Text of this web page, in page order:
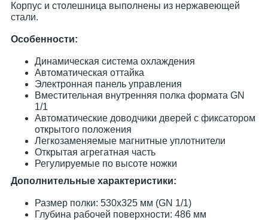
Корпус и столешница выполнены из нержавеющей
стали.
Особенности:
Динамическая система охлаждения
Автоматическая оттайка
Электронная панель управления
Вместительная внутренняя полка формата GN
1/1
Автоматические доводчики дверей с фиксатором
открытого положения
Легкозаменяемые магнитные уплотнители
Открытая агрегатная часть
Регулируемые по высоте ножки
Дополнительные характеристики:
Размер полки: 530х325 мм (GN 1/1)
Глубина рабочей поверхности: 486 мм